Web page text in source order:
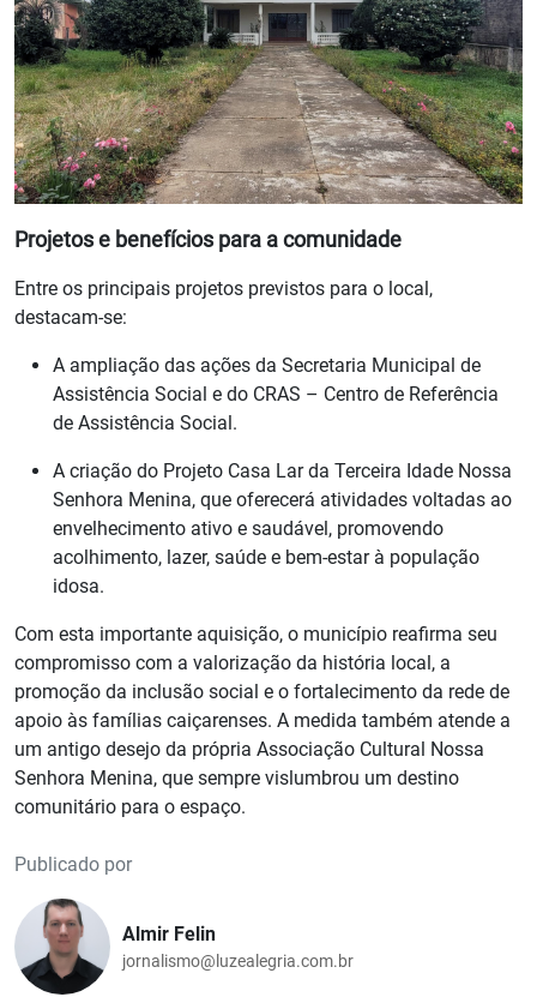
Projetos e benefícios para a comunidade
Entre os principais projetos previstos para o local,
destacam-se:
A ampliação das ações da Secretaria Municipal de
Assistência Social e do CRAS – Centro de Referência
de Assistência Social.
A criação do Projeto Casa Lar da Terceira Idade Nossa
Senhora Menina, que oferecerá atividades voltadas ao
envelhecimento ativo e saudável, promovendo
acolhimento, lazer, saúde e bem-estar à população
idosa.
Com esta importante aquisição, o município reafirma seu
compromisso com a valorização da história local, a
promoção da inclusão social e o fortalecimento da rede de
apoio às famílias caiçarenses. A medida também atende a
um antigo desejo da própria Associação Cultural Nossa
Senhora Menina, que sempre vislumbrou um destino
comunitário para o espaço.
Publicado por
Almir Felin
jornalismo@luzealegria.com.br